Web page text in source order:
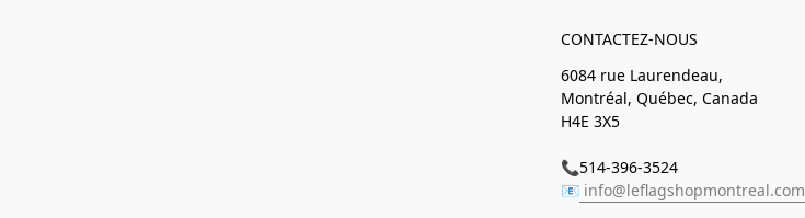
CONTACTEZ-NOUS
6084 rue Laurendeau,
Montréal, Québec, Canada
H4E 3X5
📞514-396-3524
📧 info@leflagshopmontreal.com